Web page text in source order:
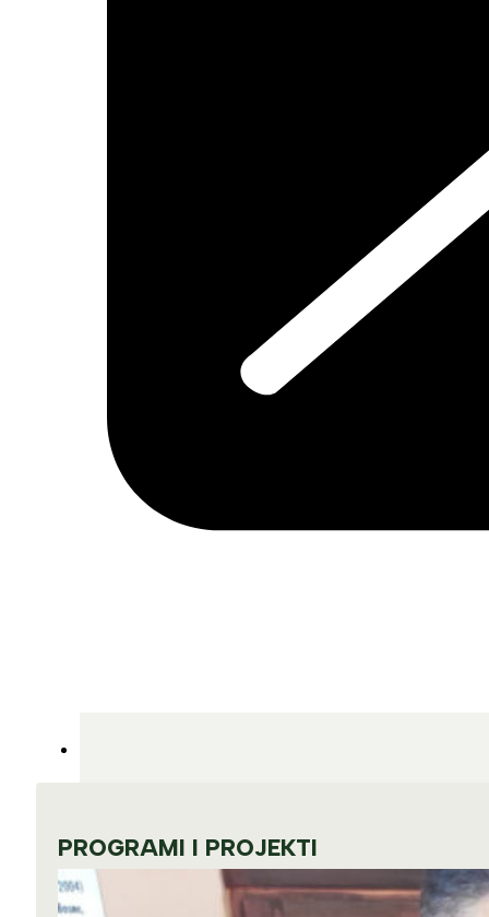
PROGRAMI I PROJEKTI